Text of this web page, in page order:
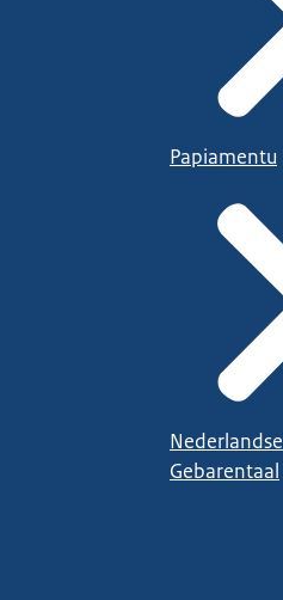
Papiamentu
Nederlandse
Gebarentaal